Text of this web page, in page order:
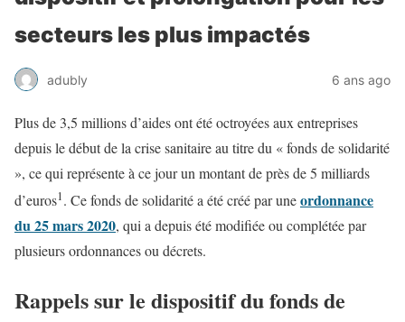
secteurs les plus impactés
adubly 6 ans ago
Plus de 3,5 millions d’aides ont été octroyées aux entreprises
depuis le début de la crise sanitaire au titre du « fonds de solidarité
», ce qui représente à ce jour un montant de près de 5 milliards
d’euros1. Ce fonds de solidarité a été créé par uneordonnance
du 25 mars 2020, qui a depuis été modifiée ou complétée par
plusieurs ordonnances ou décrets.
Rappels sur le dispositif du fonds de